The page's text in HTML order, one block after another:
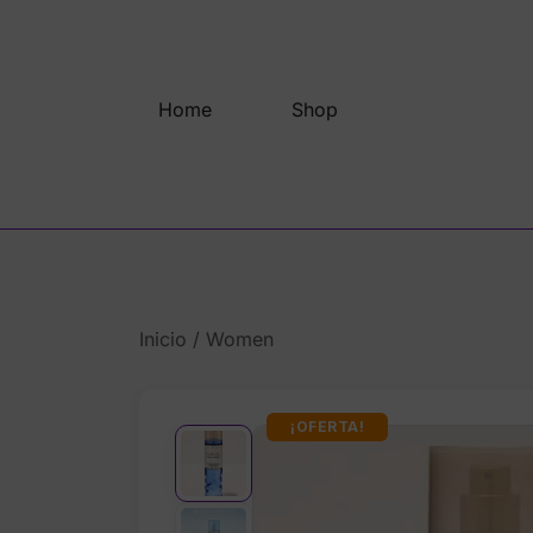
Home
Shop
Inicio / Women
¡OFERTA!